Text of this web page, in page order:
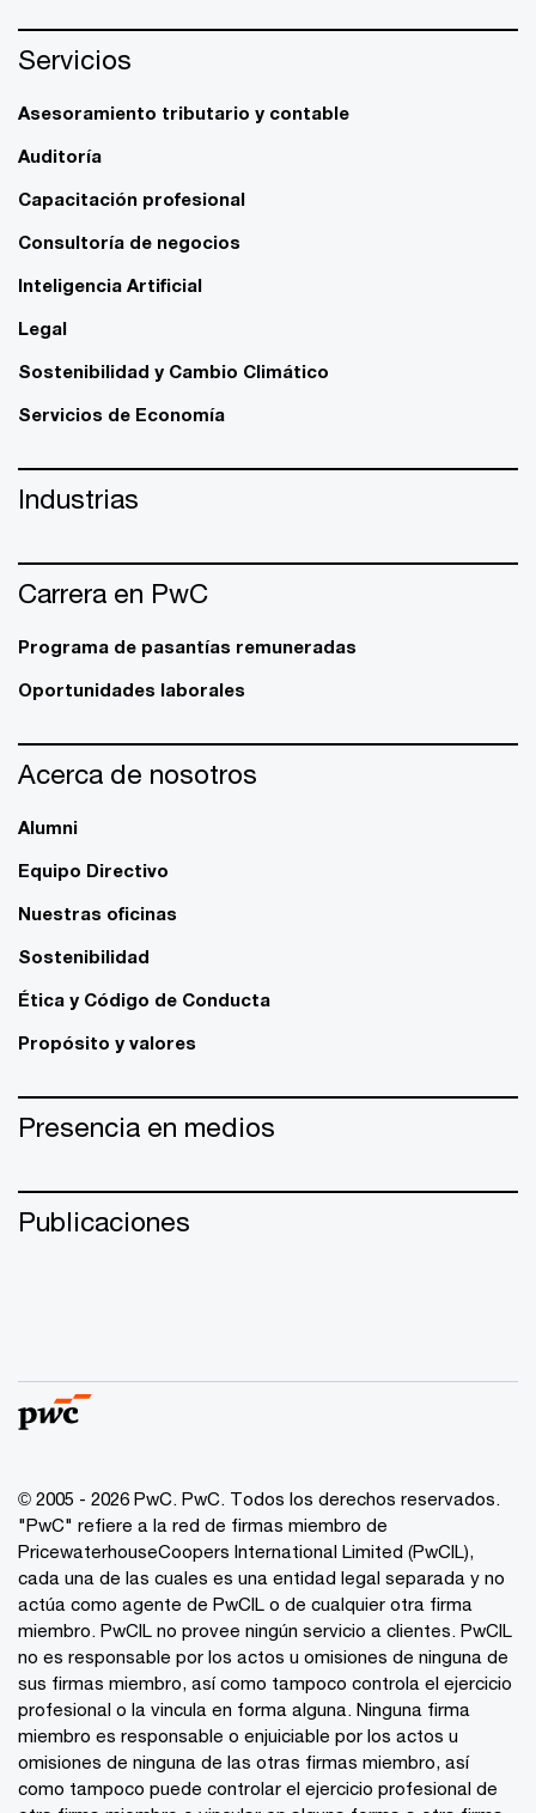
Servicios
Asesoramiento tributario y contable
Auditoría
Capacitación profesional
Consultoría de negocios
Inteligencia Artificial
Legal
Sostenibilidad y Cambio Climático
Servicios de Economía
Industrias
Carrera en PwC
Programa de pasantías remuneradas
Oportunidades laborales
Acerca de nosotros
Alumni
Equipo Directivo
Nuestras oficinas
Sostenibilidad
Ética y Código de Conducta
Propósito y valores
Presencia en medios
Publicaciones
© 2005 - 2026 PwC. PwC. Todos los derechos reservados.
"PwC" refiere a la red de firmas miembro de
PricewaterhouseCoopers International Limited (PwCIL),
cada una de las cuales es una entidad legal separada y no
actúa como agente de PwCIL o de cualquier otra firma
miembro. PwCIL no provee ningún servicio a clientes. PwCIL
no es responsable por los actos u omisiones de ninguna de
sus firmas miembro, así como tampoco controla el ejercicio
profesional o la vincula en forma alguna. Ninguna firma
miembro es responsable o enjuiciable por los actos u
omisiones de ninguna de las otras firmas miembro, así
como tampoco puede controlar el ejercicio profesional de